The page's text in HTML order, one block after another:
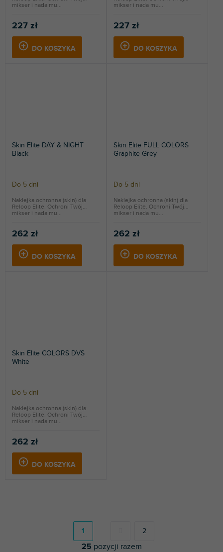
227 zł
DO KOSZYKA
mikser i nada mu...
227 zł
DO KOSZYKA
mikser i nada mu...
Skin Elite DAY & NIGHT
Black
Do 5 dni
262 zł
DO KOSZYKA
Naklejka ochronna (skin) dla
Reloop Elite. Ochroni Twój
mikser i nada mu...
Skin Elite FULL COLORS
Graphite Grey
Do 5 dni
262 zł
DO KOSZYKA
Naklejka ochronna (skin) dla
Reloop Elite. Ochroni Twój
mikser i nada mu...
Skin Elite COLORS DVS
White
Do 5 dni
262 zł
DO KOSZYKA
Naklejka ochronna (skin) dla
Reloop Elite. Ochroni Twój
mikser i nada mu...
n
1 2
25 pozycji razem